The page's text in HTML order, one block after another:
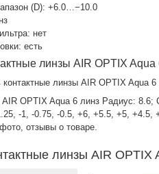
(D): +6.0…−10.0
нет
есть
линзы AIR OPTIX Aqua
линзы AIR OPTIX Aqua
AIR OPTIX Aqua 6 линз Радиус:
-1, -0.75, -0.5, +6, +5.5, +5,
отзывы о товаре.
линзы AIR OPTIX